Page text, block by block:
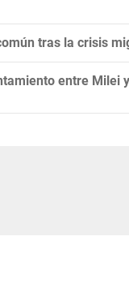
tras la crisis
entre Milei